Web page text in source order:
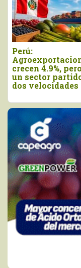
fue el mayor
de malta
mercado
en el primer